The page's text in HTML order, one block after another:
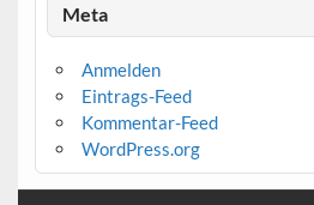
Meta
Anmelden
Eintrags-Feed
Kommentar-Feed
WordPress.org